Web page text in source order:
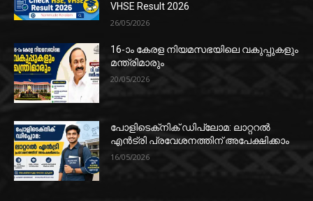
VHSE Result 2026
26/05/2026
16-ാം കേരള നിയമസഭയിലെ വകുപ്പുകളും
മന്ത്രിമാരും
20/05/2026
പോളിടെക്‌നിക് ഡിപ്ലോമ: ലാറ്ററൽ
എൻട്രി പ്രവേശനത്തിന് അപേക്ഷിക്കാം
16/05/2026